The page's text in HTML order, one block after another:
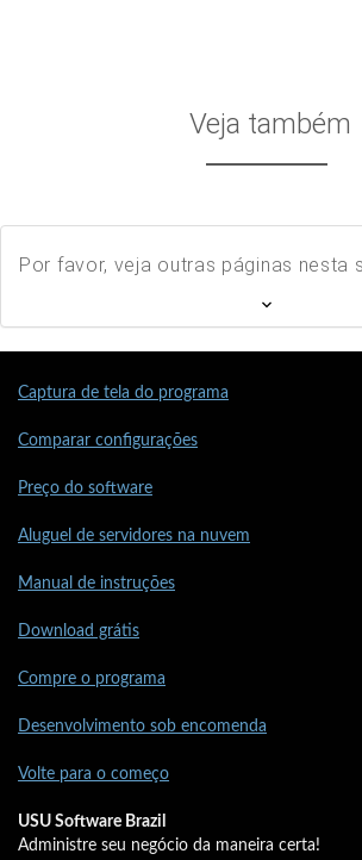
Veja também
Por favor, veja outras páginas nesta
Captura de tela do programa
Comparar configurações
Preço do software
Aluguel de servidores na nuvem
Manual de instruções
Download grátis
Compre o programa
Desenvolvimento sob encomenda
Volte para o começo
USU Software Brazil
Administre seu negócio da maneira certa!